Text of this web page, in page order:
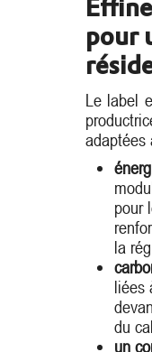
pour
Le label
adaptées
pour
la
liées
du
un